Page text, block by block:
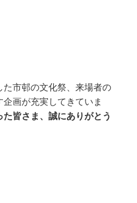
た市邨の文化祭、来場者の
画が充実してきていま
皆さま、誠にありがとう